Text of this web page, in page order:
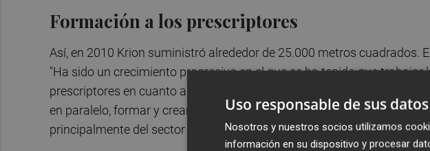
Formación a los prescriptores
Así, en 2010 Krion suministró alrededor de 25.000 metros cuadrados.
"Ha sido un crecimiento progresivo en el que se ha tenido que
prescriptores en cuanto a las prestaciones del material e idoneidad
en paralelo, formar y crear vínculos de calidad de la transformación
principalmente del sector de la madera, para ejecutar los proyectos",
Uso responsable de sus datos
Nosotros y nuestros socios utilizamos
información en su dispositivo y procesar